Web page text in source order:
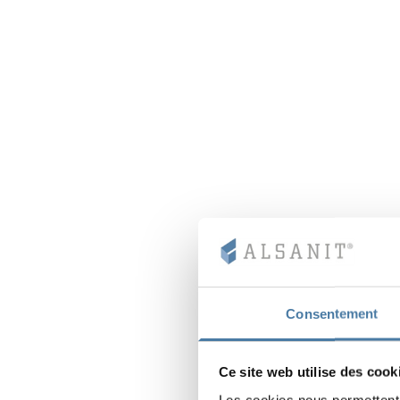
Consentement
Ce site web utilise des